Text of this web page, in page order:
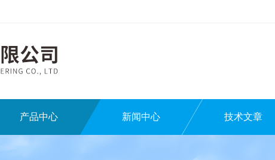
产品中心 新闻中心 技术文章